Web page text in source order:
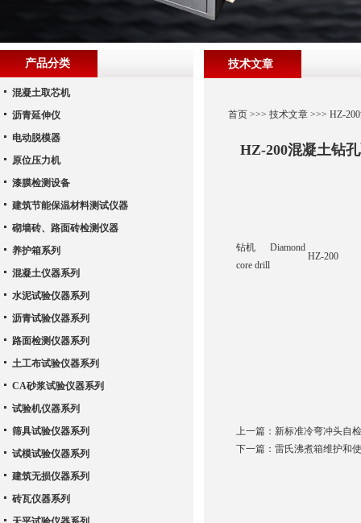
技术文章
首页>>> 技术文章>>> HZ-
HZ-200混凝土钻
钻机 Diamond
core drill
HZ-200
上一篇： 新标准冷弯冲头自
下一篇： 雷氏沸煮箱维护和
产品分类
混凝土取芯机
沥青延伸仪
电动脱模器
原位压力机
漆膜检测设备
建筑节能保温材料测试仪器
砌墙砖、路面砖检测仪器
养护箱系列
混凝土仪器系列
水泥试验仪器系列
沥青试验仪器系列
路面检测仪器系列
土工布试验仪器系列
CA砂浆试验仪器系列
试验机仪器系列
筛具试验仪器系列
试模试验仪器系列
建筑无损仪器系列
砖瓦仪器系列